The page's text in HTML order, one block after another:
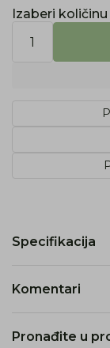
Izaberi količinu
Specifikacija
Komentari
Pronađite u